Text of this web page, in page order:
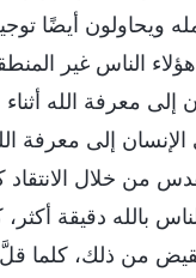
ويحاولون أيضًا
الناس غير
إلى معرفة الله
الإنسان إلى معرفة
من خلال الانتقاد
بالله دقيقة
من ذلك، كلما